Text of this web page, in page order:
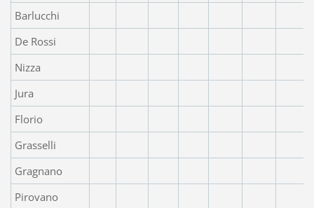
Barlucchi
De Rossi
Nizza
Jura
Florio
Grasselli
Gragnano
Pirovano